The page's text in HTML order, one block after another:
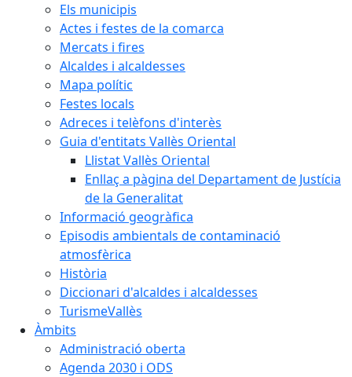
Els municipis
Actes i festes de la comarca
Mercats i fires
Alcaldes i alcaldesses
Mapa polític
Festes locals
Adreces i telèfons d'interès
Guia d'entitats Vallès Oriental
Llistat Vallès Oriental
Enllaç a pàgina del Departament de Justícia
de la Generalitat
Informació geogràfica
Episodis ambientals de contaminació
atmosfèrica
Història
Diccionari d'alcaldes i alcaldesses
TurismeVallès
Àmbits
Administració oberta
Agenda 2030 i ODS